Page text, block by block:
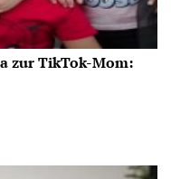
zur TikTok-Mom: